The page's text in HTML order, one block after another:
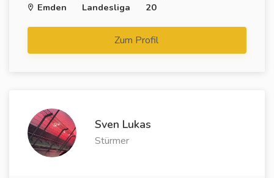
Emden
Landesliga
20
Zum Profil
Sven Lukas
Stürmer